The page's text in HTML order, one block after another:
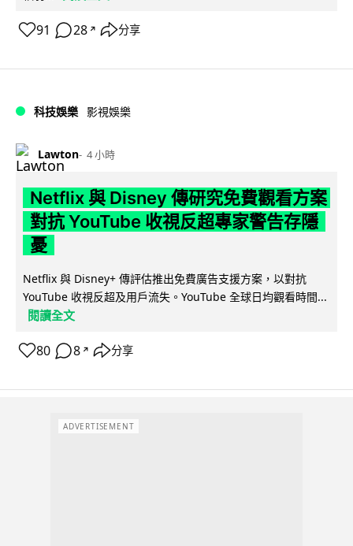
91 28 ↗ 分享
科技娛樂 影視娛樂
Lawton 4 小時
Netflix 與 Disney 傳研究免費觀看方案
對抗 YouTube 收視反超專家警告存隱
憂
Netflix 與 Disney+ 傳評估推出免費廣告支援方案，以對抗
YouTube 收視反超及用戶流失。YouTube 全球日均觀看時間...
閱讀全文
80 8 ↗ 分享
ADVERTISEMENT